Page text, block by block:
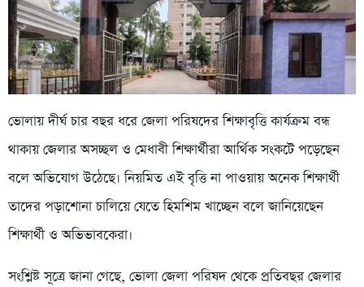
ভোলায় দীর্ঘ চার বছর ধরে জেলা পরিষদের শিক্ষাবৃত্তি কার্যক্রম বন্ধ
থাকায় জেলার অসচ্ছল ও মেধাবী শিক্ষার্থীরা আর্থিক সংকটে পড়েছেন
বলে অভিযোগ উঠেছে। নিয়মিত এই বৃত্তি না পাওয়ায় অনেক শিক্ষার্থী
তাদের পড়াশোনা চালিয়ে যেতে হিমশিম খাচ্ছেন বলে জানিয়েছেন
শিক্ষার্থী ও অভিভাবকেরা।
সংশ্লিষ্ট সূত্রে জানা গেছে, ভোলা জেলা পরিষদ থেকে প্রতিবছর জেলার